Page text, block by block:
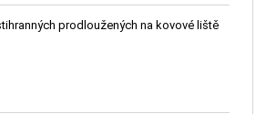
prodloužených na kovové liště